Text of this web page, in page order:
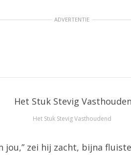
ADVERTENTIE
Het Stuk Stevig Vasthoudend
jou,” zei hij zacht, bijna